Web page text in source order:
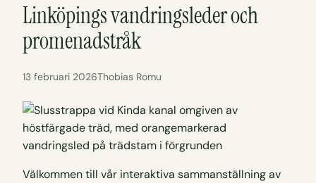
Linköpings vandringsleder och
promenadstråk
13 februari 2026Thobias Romu
Välkommen till vår interaktiva sammanställning av